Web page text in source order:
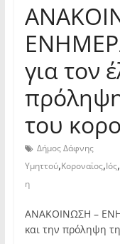
για τον
του
Δήμος Δάφνης
Υμηττού,Κοροναϊος,Ιός,
η
ΑΝΑΚΟΙΝΩΣΗ –
και την πρόληψη